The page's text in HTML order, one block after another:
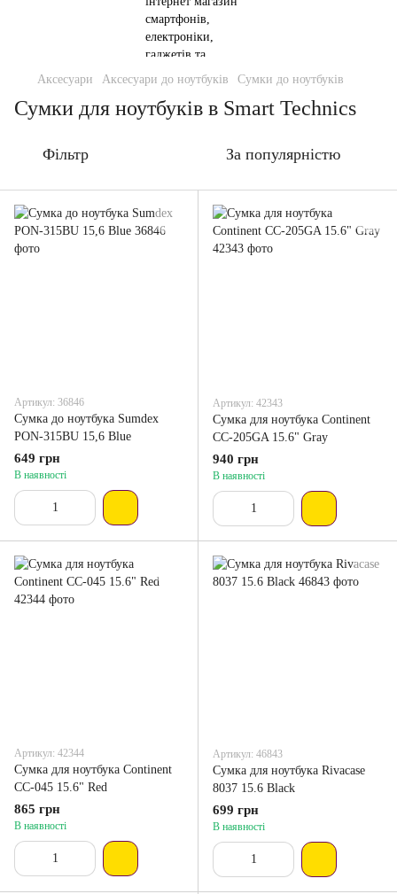
Аксесуари Аксесуари до ноутбуків Сумки до ноутбуків
Сумки для ноутбуків в Smart Technics
Фільтр За популярністю
Артикул: 36846
Сумка до ноутбука Sumdex
PON-315BU 15,6 Blue
649 грн
В наявності
Артикул: 42343
Сумка для ноутбука Continent
CC-205GA 15.6" Gray
940 грн
В наявності
Артикул: 42344
Сумка для ноутбука Continent
CC-045 15.6" Red
865 грн
В наявності
Артикул: 46843
Сумка для ноутбука Rivacase
8037 15.6 Black
699 грн
В наявності